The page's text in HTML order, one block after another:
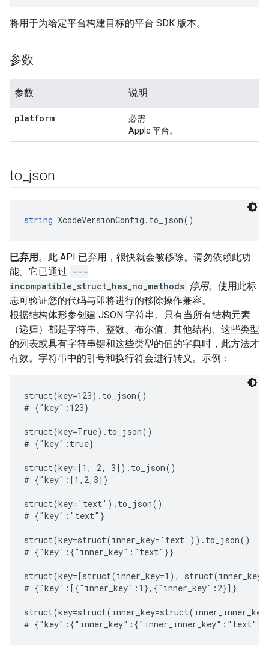
将用于为给定平台构建目标的平台 SDK 版本。
参数
参数 说明
platform
必需
Apple 平台。
to json
string XcodeVersionConfig.to_json()
已弃用 。此 API 已弃用，很快就会被移除。请勿依赖此功
能。它已通过 ---
incompatible_struct_has_no_methods 停用。使用此标
志可验证您的代码与即将进行的移除操作兼容。
根据结构体形参创建 JSON 字符串。只有当所有结构元素
（递归）都是字符串、整数、布尔值、其他结构、这些类型
的列表或具有字符串键和这些类型的值的字典时，此方法才
有效。字符串中的引号和换行符会进行转义。示例：
struct(key=123).to_json()
# {"key":123}
struct(key=True).to_json()
# {"key":true}
struct(key=[1, 2, 3]).to_json()
# {"key":[1,2,3]}
struct(key='text').to_json()
# {"key":"text"}
struct(key=struct(inner_key='text')).to_json()
# {"key":{"inner_key":"text"}}
struct(key=[struct(inner_key=1),
# {"key":[{"inner_key":1},{"inner_key":2}]}